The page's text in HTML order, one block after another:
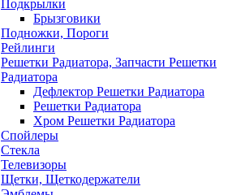
Подкрылки
Брызговики
Подножки, Пороги
Рейлинги
Решетки Радиатора, Запчасти Решетки
Радиатора
Дефлектор Решетки Радиатора
Решетки Радиатора
Хром Решетки Радиатора
Спойлеры
Стекла
Телевизоры
Щетки, Щеткодержатели